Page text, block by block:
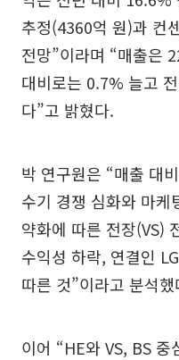
추정(4360억 원)과 컨
전망”이라며 “매출은
대비로는 0.7% 늘고
다”고 밝혔다.
박 연구원은 “매출 대
수기 경쟁 심화와 마
약화에 따른 전장(VS)
수익성 하락, 연결인
따른 것”이라고 분석했
이어 “HE와 VS, BS